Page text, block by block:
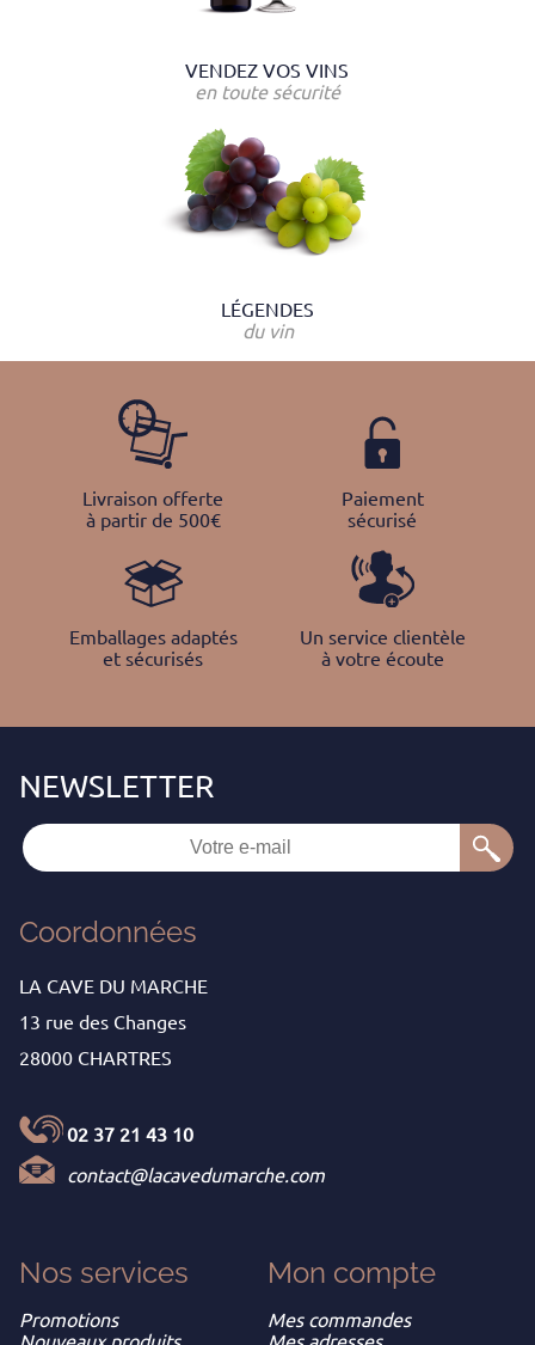
VENDEZ VOS VINS
en toute sécurité
LÉGENDES
du vin
Livraison offerte
à partir de 500€
Paiement
sécurisé
Emballages adaptés
et sécurisés
Un service clientèle
à votre écoute
Coordonnées
LA CAVE DU MARCHE
13 rue des Changes
28000 CHARTRES
02 37 21 43 10
contact@lacavedumarche.com
Nos services
Promotions
Mon compte
Mes commandes